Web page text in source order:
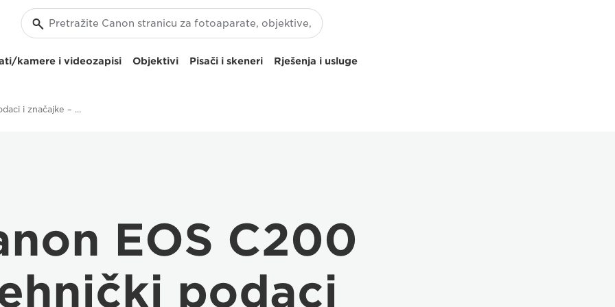
kamere i videozapisi Objektivi Pisači i skeneri Rješenja i usluge
Tehnički podaci i značajke – Canon EOS C200
EOS C200
podaci